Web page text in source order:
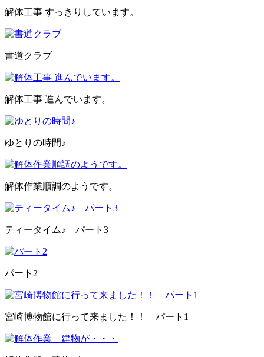
解体工事 すっきりしています。
書道クラブ
解体工事 進んでいます。
ゆとりの時間♪
解体作業順調のようです。
ティータイム♪ パート3
パート2
宮崎博物館に行って来ました！！ パート1